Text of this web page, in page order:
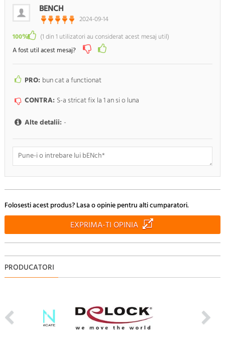
BENCH
2024-09-14
100%
(1din1 utilizatori au considerat acest mesaj util)
A fost util acest mesaj?
PRO: bun cat a functionat
CONTRA: S-a stricat fix la 1 an si o luna
Alte detalii: -
RENUNTA
TRIMITE
Folosesti acest produs? Lasa o opinie pentru alti cumparatori.
EXPRIMA-TI OPINIA
PRODUCATORI